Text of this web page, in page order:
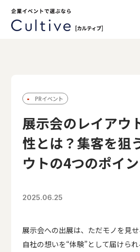
PRイベント
展示会のレイアウ
性とは？集客を狙
ウトの4つのポイ
2025.06.25
展示会への出展は、ただモノを見せ
自社の想いを“体験”として届けら